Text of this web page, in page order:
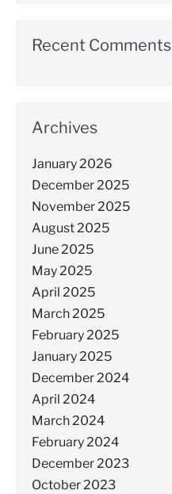
Recent Comments
Archives
January 2026
December 2025
November 2025
August 2025
June 2025
May 2025
April 2025
March 2025
February 2025
January 2025
December 2024
April 2024
March 2024
February 2024
December 2023
October 2023